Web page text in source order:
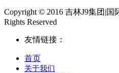
Copyright © 2016 吉林J9集团|
Rights Reserved
友情链接：
首页
关于我们